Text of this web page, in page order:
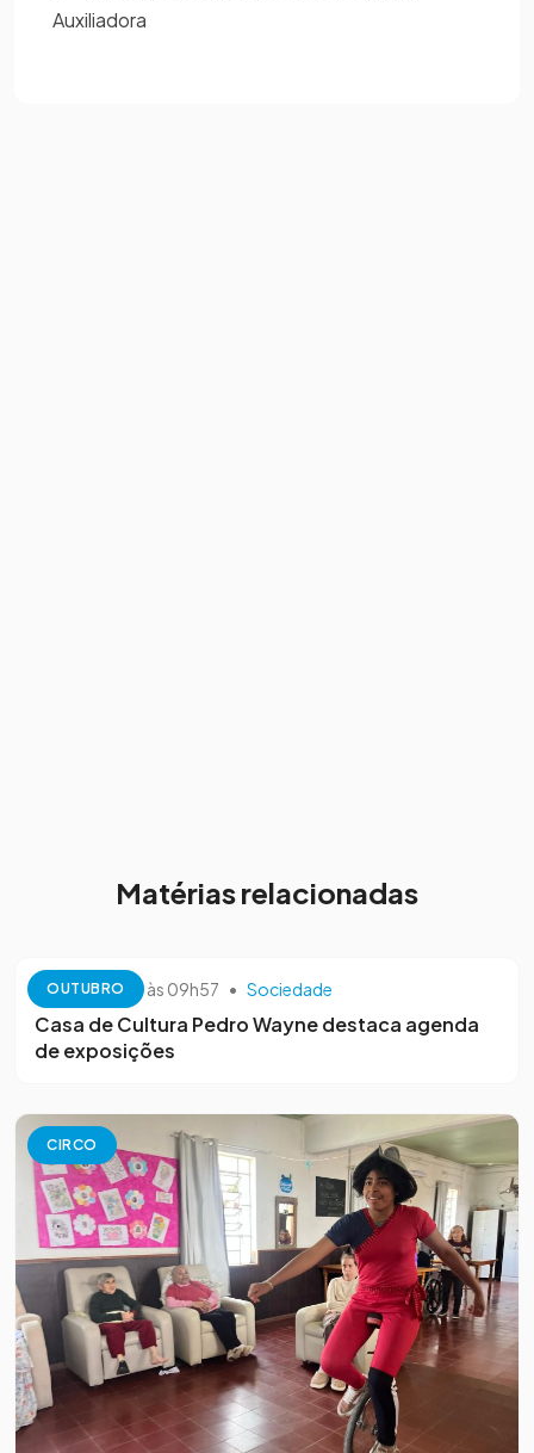
Auxiliadora
Matérias relacionadas
OUTUBRO
13 de outubro às 09h57 • Sociedade
Casa de Cultura Pedro Wayne destaca agenda
de exposições
CIRCO